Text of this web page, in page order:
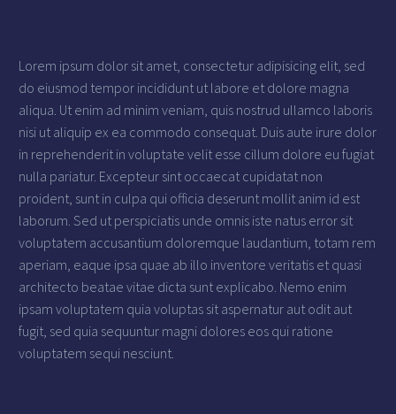
Lorem ipsum dolor sit amet, consectetur adipisicing elit, sed
do eiusmod tempor incididunt ut labore et dolore magna
aliqua. Ut enim ad minim veniam, quis nostrud ullamco laboris
nisi ut aliquip ex ea commodo consequat. Duis aute irure dolor
in reprehenderit in voluptate velit esse cillum dolore eu fugiat
nulla pariatur. Excepteur sint occaecat cupidatat non
proident, sunt in culpa qui officia deserunt mollit anim id est
laborum. Sed ut perspiciatis unde omnis iste natus error sit
voluptatem accusantium doloremque laudantium, totam rem
aperiam, eaque ipsa quae ab illo inventore veritatis et quasi
architecto beatae vitae dicta sunt explicabo. Nemo enim
ipsam voluptatem quia voluptas sit aspernatur aut odit aut
fugit, sed quia sequuntur magni dolores eos qui ratione
voluptatem sequi nesciunt.